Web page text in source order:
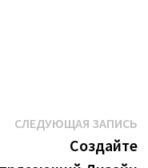
СЛЕДУЮЩАЯ ЗАПИСЬ
Создайте